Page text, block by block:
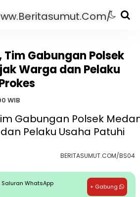
Tim Gabungan Polsek
Warga dan Pelaku
WIB
BERITASUMUT.COM/BS04
Saluran WhatsApp
+ Gabung